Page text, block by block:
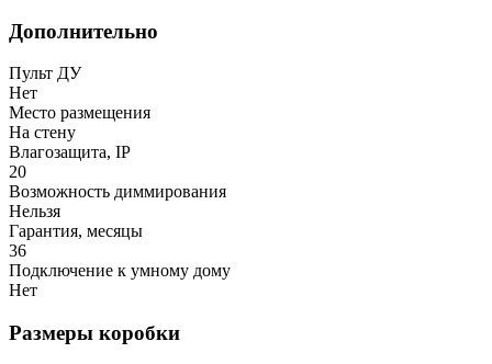
Дополнительно
Пульт ДУ
Нет
Место размещения
На стену
Влагозащита, IP
20
Возможность диммирования
Нельзя
Гарантия, месяцы
36
Подключение к умному дому
Нет
Размеры коробки